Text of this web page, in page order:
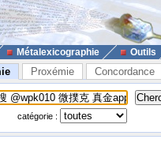
Métalexicographie Outils
Proxémie Concordance
catégorie :